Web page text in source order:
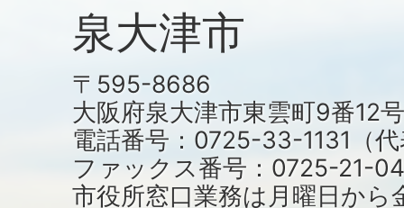
泉大津市
〒595-8686
大阪府泉大津市東雲町9番12号
電話番号：0725-33-1131（
ファックス番号：0725-21-
市役所窓口業務は月曜日から